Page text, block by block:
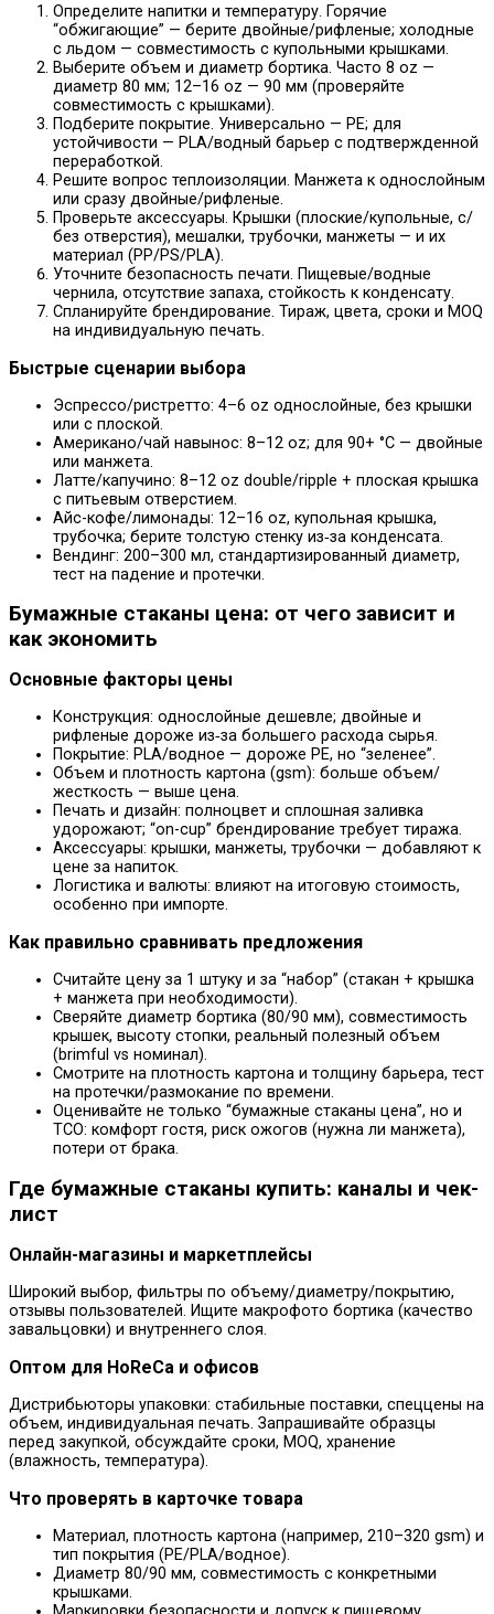
Определите напитки и температуру. Горячие
“обжигающие” — берите двойные/рифленые; холодные
с льдом — совместимость с купольными крышками.
Выберите объем и диаметр бортика. Часто 8 oz —
диаметр 80 мм; 12–16 oz — 90 мм (проверяйте
совместимость с крышками).
Подберите покрытие. Универсально — PE; для
устойчивости — PLA/водный барьер с подтвержденной
переработкой.
Решите вопрос теплоизоляции. Манжета к однослойным
или сразу двойные/рифленые.
Проверьте аксессуары. Крышки (плоские/купольные, с/
без отверстия), мешалки, трубочки, манжеты — и их
материал (PP/PS/PLA).
Уточните безопасность печати. Пищевые/водные
чернила, отсутствие запаха, стойкость к конденсату.
Спланируйте брендирование. Тираж, цвета, сроки и MOQ
на индивидуальную печать.
Быстрые сценарии выбора
Эспрессо/ристретто: 4–6 oz однослойные, без крышки
или с плоской.
Американо/чай навынос: 8–12 oz; для 90+ °C — двойные
или манжета.
Латте/капучино: 8–12 oz double/ripple + плоская крышка
с питьевым отверстием.
Айс-кофе/лимонады: 12–16 oz, купольная крышка,
трубочка; берите толстую стенку из‑за конденсата.
Вендинг: 200–300 мл, стандартизированный диаметр,
тест на падение и протечки.
Бумажные стаканы цена: от чего зависит и
как экономить
Основные факторы цены
Конструкция: однослойные дешевле; двойные и
рифленые дороже из‑за большего расхода сырья.
Покрытие: PLA/водное — дороже PE, но “зеленее”.
Объем и плотность картона (gsm): больше объем/
жесткость — выше цена.
Печать и дизайн: полноцвет и сплошная заливка
удорожают; “on-cup” брендирование требует тиража.
Аксессуары: крышки, манжеты, трубочки — добавляют к
цене за напиток.
Логистика и валюты: влияют на итоговую стоимость,
особенно при импорте.
Как правильно сравнивать предложения
Считайте цену за 1 штуку и за “набор” (стакан + крышка
+ манжета при необходимости).
Сверяйте диаметр бортика (80/90 мм), совместимость
крышек, высоту стопки, реальный полезный объем
(brimful vs номинал).
Смотрите на плотность картона и толщину барьера, тест
на протечки/размокание по времени.
Оценивайте не только “бумажные стаканы цена”, но и
TCO: комфорт гостя, риск ожогов (нужна ли манжета),
потери от брака.
Где бумажные стаканы купить: каналы и чек-
лист
Онлайн-магазины и маркетплейсы
Широкий выбор, фильтры по объему/диаметру/покрытию,
отзывы пользователей. Ищите макрофото бортика (качество
завальцовки) и внутреннего слоя.
Оптом для HoReCa и офисов
Дистрибьюторы упаковки: стабильные поставки, спеццены на
объем, индивидуальная печать. Запрашивайте образцы
перед закупкой, обсуждайте сроки, MOQ, хранение
(влажность, температура).
Что проверять в карточке товара
Материал, плотность картона (например, 210–320 gsm) и
тип покрытия (PE/PLA/водное).
Диаметр 80/90 мм, совместимость с конкретными
крышками.